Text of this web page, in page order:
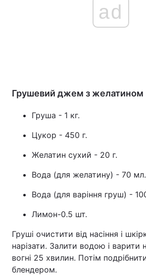
ad
Грушевий джем з желатином
Груша - 1 кг.
Цукор - 450 г.
Желатин сухий - 20 г.
Вода (для желатину) - 70 мл.
Вода (для варіння груш) -
Лимон-0.5 шт.
Груші очистити від насіння і
нарізати. Залити водою і варити
вогні 25 хвилин. Потім
блендером.